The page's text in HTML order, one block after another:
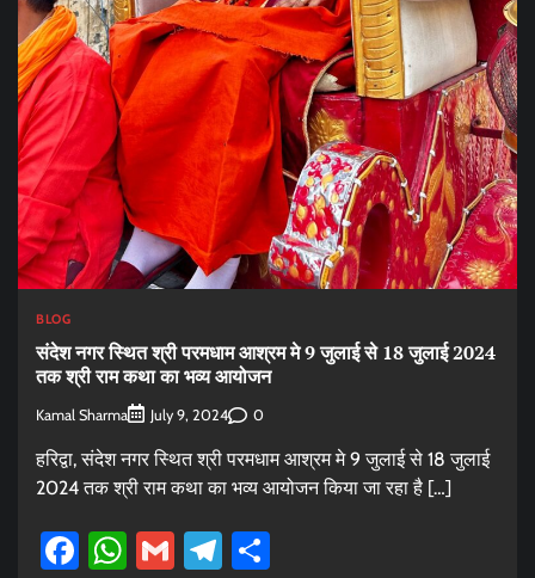
BLOG
संदेश नगर स्थित श्री परमधाम आश्रम मे 9 जुलाई से 18 जुलाई 2024
तक श्री राम कथा का भव्य आयोजन
Kamal Sharma July 9, 2024 0
हरिद्वा, संदेश नगर स्थित श्री परमधाम आश्रम मे 9 जुलाई से 18 जुलाई
2024 तक श्री राम कथा का भव्य आयोजन किया जा रहा है […]
Facebook
WhatsApp
GmailTelegram